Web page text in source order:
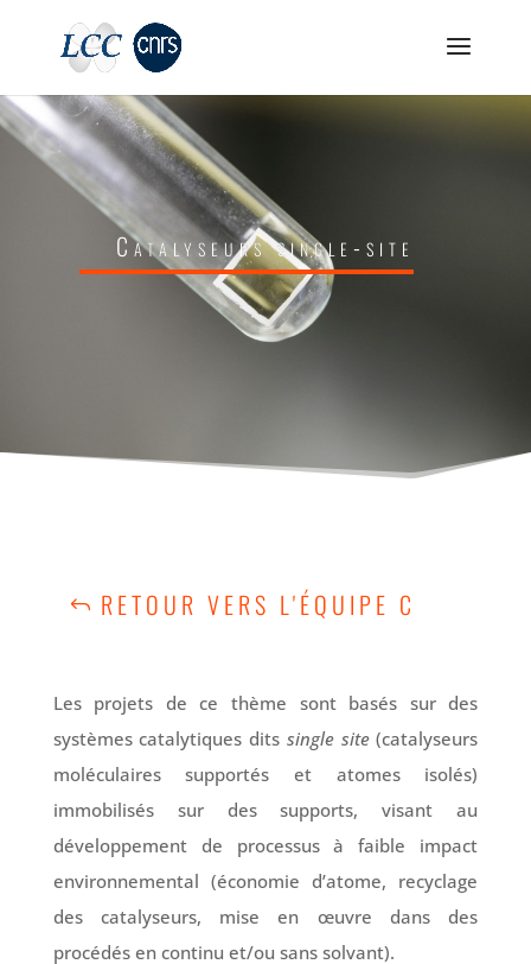
Catalyseurs single-site
RETOUR VERS L'ÉQUIPE C
Les projets de ce thème sont basés sur des
systèmes catalytiques dits single site(catalyseurs
moléculaires supportés et atomes isolés)
immobilisés sur des supports, visant au
développement de processus à faible impact
environnemental (économie d’atome, recyclage
des catalyseurs, mise en œuvre dans des
procédés en continu et/ou sans solvant).